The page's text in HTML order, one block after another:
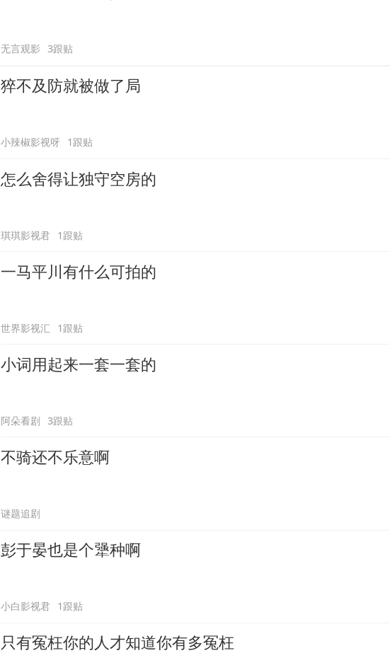
无言观影 3跟贴
猝不及防就被做了局
小辣椒影视呀 1跟贴
怎么舍得让独守空房的
琪琪影视君 1跟贴
一马平川有什么可拍的
世界影视汇 1跟贴
小词用起来一套一套的
阿朵看剧 3跟贴
不骑还不乐意啊
谜题追剧
彭于晏也是个犟种啊
小白影视君 1跟贴
只有冤枉你的人才知道你有多冤枉